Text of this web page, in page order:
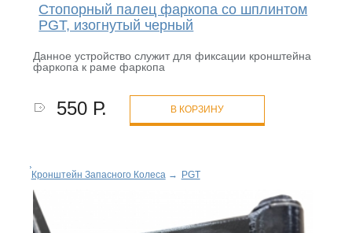
Стопорный палец фаркопа со шплинтом
PGT, изогнутый черный
Данное устройство служит для фиксации кронштейна
фаркопа к раме фаркопа
550 Р. В КОРЗИНУ
Кронштейн Запасного Колеса → PGT